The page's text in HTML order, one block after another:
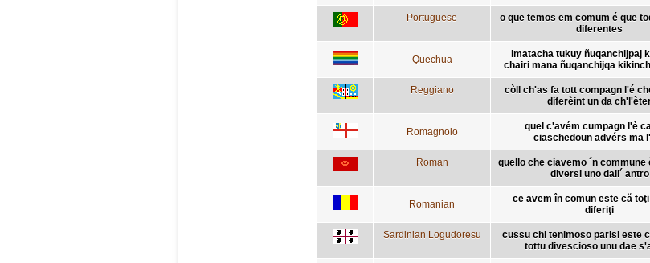
Portuguese
o que temos em comum é que
diferentes
Quechua
imatacha tukuy ñuqanchijpaj
chairi mana ñuqanchijqa
Reggiano
còll ch'as fa tott compagn l'é
diferèint un da
Romagnolo
quel c'avém cumpagn l'è
ciaschedoun advérs ma
Roman
quello che ciavemo ´n commune
diversi uno dall´ antro
Romanian
ce avem în comun este că
diferiţi
Sardinian Logudoresu
cussu chi tenimoso parisi este
tottu divescioso unu dae